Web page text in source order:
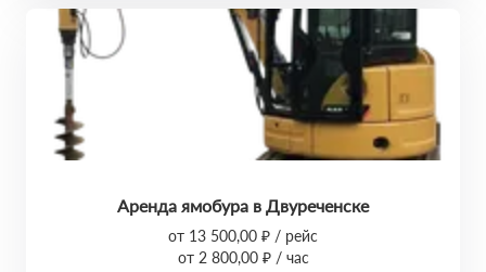
Аренда ямобура в Двуреченске
от 13 500,00 ₽ / рейс
от 2 800,00 ₽ / час